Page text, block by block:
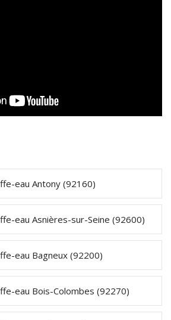
eau Antony (92160)
eau Asnières-sur-Seine (92600)
eau Bagneux (92200)
eau Bois-Colombes (92270)